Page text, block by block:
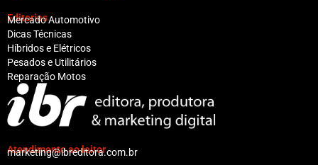
Editorias
Mercado Automotivo
Dicas Técnicas
Híbridos e Elétricos
Pesados e Utilitários
Reparação Motos
Atendimento ao leitor
marketing@ibreditora.com.br